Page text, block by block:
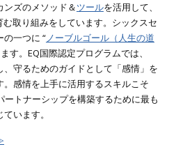
ンズのメソッド＆ツールを活用して、
取り組みをしています。シックスセ
一つに “ノーブルゴール（人生の道
す。EQ国際認定プログラムでは、
守るためのガイドとして「感情」を
感情を上手に活用するスキルこそ
トナーシップを構築するために最も
います。